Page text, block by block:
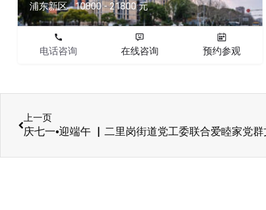
浦东新区 10800 - 21800 元
电话咨询 在线咨询 预约参观
上一页
庆七一•迎端午 ▏二里岗街道党工委联合爱睦家党群